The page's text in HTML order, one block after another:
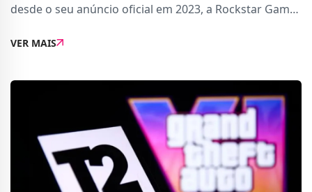
desde o seu anúncio oficial em 2023, a Rockstar Games
2026. Contudo, com lançamento incialmente exclu
VER MAIS